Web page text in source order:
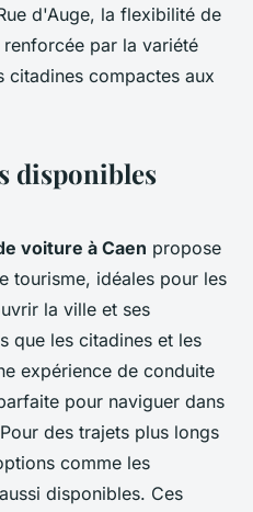
d'Auge, la flexibilité de
par la variété
citadines compactes aux
disponibles
voiture à Caen propose
tourisme, idéales pour les
la ville et ses
que les citadines et les
expérience de conduite
pour naviguer dans
des trajets plus longs
comme les
disponibles. Ces